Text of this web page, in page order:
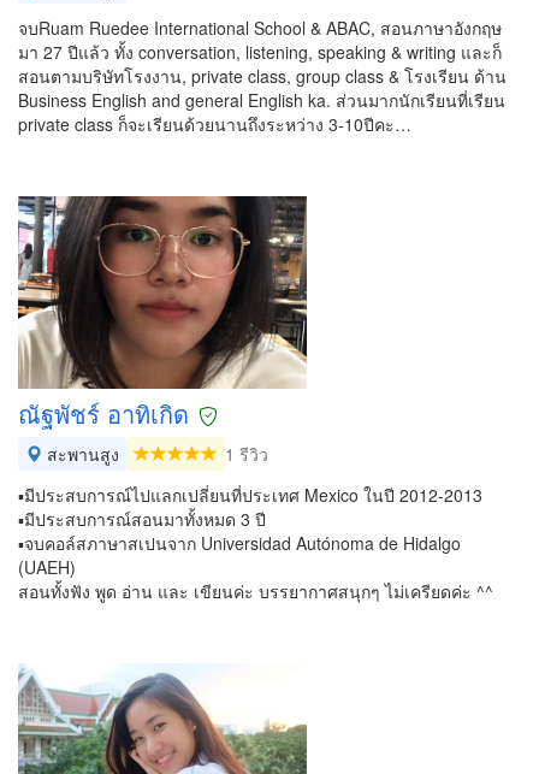
จบRuam Ruedee International School & ABAC, สอนภาษาอังกฤษ
มา 27 ปีแล้ว ทั้ง conversation, listening, speaking & writing และก็
สอนตามบริษัทโรงงาน, private class, group class & โรงเรียน ด้าน
Business English and general English ka. ส่วนมากนักเรียนที่เรียน
private class ก็จะเรียนด้วยนานถึงระหว่าง 3-10ปีคะ…
ณัฐพัชร์ อาทิเกิด
สะพานสูง
1 รีวิว
▪️มีประสบการณ์ไปแลกเปลี่ยนที่ประเทศ Mexico ในปี 2012-2013
▪️มีประสบการณ์สอนมาทั้งหมด 3 ปี
▪️จบคอล์สภาษาสเปนจาก Universidad Autónoma de Hidalgo
(UAEH)
สอนทั้งฟัง พูด อ่าน และ เขียนค่ะ บรรยากาศสนุกๆ ไม่เครียดค่ะ ^^